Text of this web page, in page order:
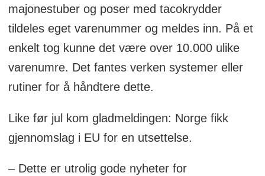
majonestuber og poser med tacokrydder
tildeles eget varenummer og meldes inn. På et
enkelt tog kunne det være over 10.000 ulike
varenumre. Det fantes verken systemer eller
rutiner for å håndtere dette.
Like før jul kom gladmeldingen: Norge fikk
gjennomslag i EU for en utsettelse.
– Dette er utrolig gode nyheter for